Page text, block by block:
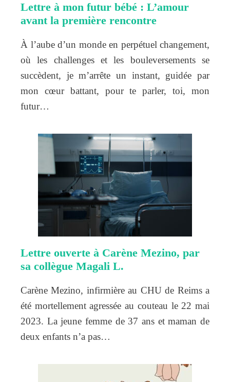
Lettre à mon futur bébé : L’amour
avant la première rencontre
À l’aube d’un monde en perpétuel changement,
où les challenges et les bouleversements se
succèdent, je m’arrête un instant, guidée par
mon cœur battant, pour te parler, toi, mon
futur…
Lettre ouverte à Carène Mezino, par
sa collègue Magali L.
Carène Mezino, infirmière au CHU de Reims a
été mortellement agressée au couteau le 22 mai
2023. La jeune femme de 37 ans et maman de
deux enfants n’a pas…